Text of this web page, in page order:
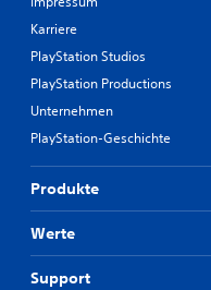
Karriere
PlayStation Studios
PlayStation Productions
Unternehmen
PlayStation-Geschichte
Produkte
Werte
Support